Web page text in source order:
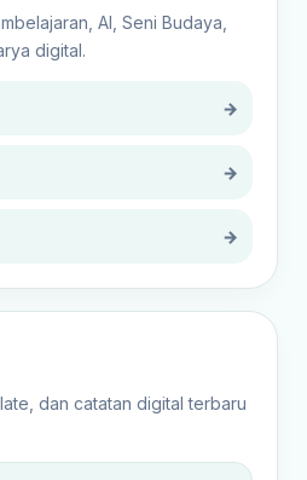
AI, Seni Budaya,
digital.
→
→
→
dan catatan digital terbaru